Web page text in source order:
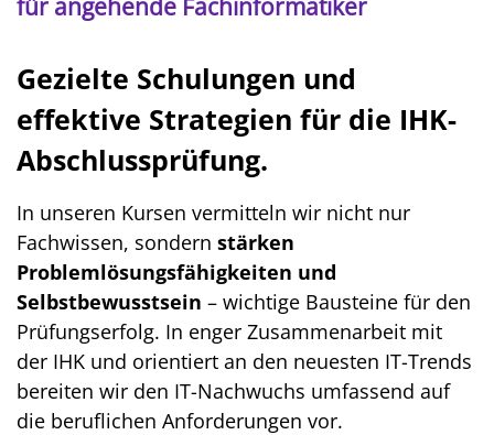
für angehende Fachinformatiker
Gezielte Schulungen und
effektive Strategien für die IHK-
Abschlussprüfung.
In unseren Kursen vermitteln wir nicht nur
Fachwissen, sondern stärken
Problemlösungsfähigkeiten und
Selbstbewusstsein – wichtige Bausteine für den
Prüfungserfolg. In enger Zusammenarbeit mit
der IHK und orientiert an den neuesten IT-Trends
bereiten wir den IT-Nachwuchs umfassend auf
die beruflichen Anforderungen vor.